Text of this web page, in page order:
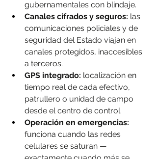
gubernamentales con blindaje.
Canales cifrados y seguros: las
comunicaciones policiales y de
seguridad del Estado viajan en
canales protegidos, inaccesibles
a terceros.
GPS integrado: localización en
tiempo real de cada efectivo,
patrullero o unidad de campo
desde el centro de control.
Operación en emergencias:
funciona cuando las redes
celulares se saturan —